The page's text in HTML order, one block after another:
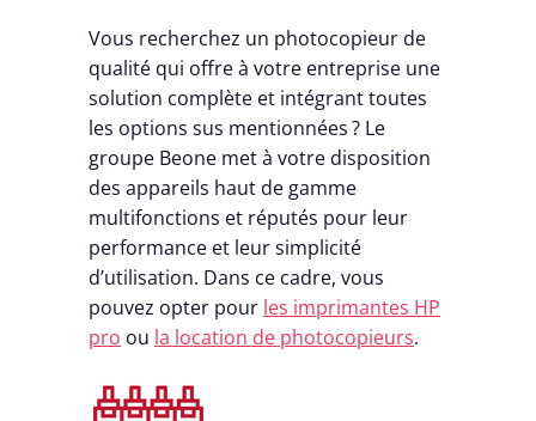
Vous recherchez un photocopieur de
qualité qui offre à votre entreprise une
solution complète et intégrant toutes
les options sus mentionnées ? Le
groupe Beone met à votre disposition
des appareils haut de gamme
multifonctions et réputés pour leur
performance et leur simplicité
d’utilisation. Dans ce cadre, vous
pouvez opter pour les imprimantes HP
pro ou la location de photocopieurs.